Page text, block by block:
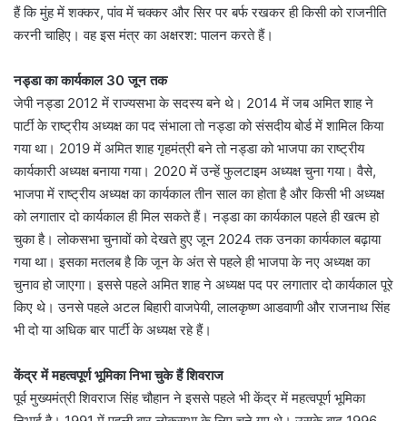
हैं कि मुंह में शक्कर, पांव में चक्कर और सिर पर बर्फ रखकर ही किसी को राजनीति
करनी चाहिए। वह इस मंत्र का अक्षरश: पालन करते हैं।
नड्डा का कार्यकाल 30 जून तक
जेपी नड्डा 2012 में राज्यसभा के सदस्य बने थे। 2014 में जब अमित शाह ने
पार्टी के राष्ट्रीय अध्यक्ष का पद संभाला तो नड्डा को संसदीय बोर्ड में शामिल किया
गया था। 2019 में अमित शाह गृहमंत्री बने तो नड्डा को भाजपा का राष्ट्रीय
कार्यकारी अध्यक्ष बनाया गया। 2020 में उन्हें फुलटाइम अध्यक्ष चुना गया। वैसे,
भाजपा में राष्ट्रीय अध्यक्ष का कार्यकाल तीन साल का होता है और किसी भी अध्यक्ष
को लगातार दो कार्यकाल ही मिल सकते हैं। नड्डा का कार्यकाल पहले ही खत्म हो
चुका है। लोकसभा चुनावों को देखते हुए जून 2024 तक उनका कार्यकाल बढ़ाया
गया था। इसका मतलब है कि जून के अंत से पहले ही भाजपा के नए अध्यक्ष का
चुनाव हो जाएगा। इससे पहले अमित शाह ने अध्यक्ष पद पर लगातार दो कार्यकाल पूरे
किए थे। उनसे पहले अटल बिहारी वाजपेयी, लालकृष्ण आडवाणी और राजनाथ सिंह
भी दो या अधिक बार पार्टी के अध्यक्ष रहे हैं।
केंद्र में महत्वपूर्ण भूमिका निभा चुके हैं शिवराज
पूर्व मुख्यमंत्री शिवराज सिंह चौहान ने इससे पहले भी केंद्र में महत्वपूर्ण भूमिका